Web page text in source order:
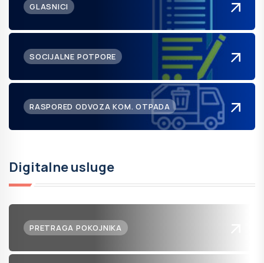
GLASNICI
SOCIJALNE POTPORE
RASPORED ODVOZA KOM. OTPADA
Digitalne usluge
PRETRAGA POKOJNIKA